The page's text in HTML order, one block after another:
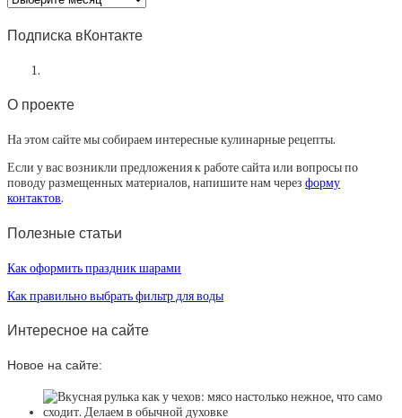
статей
Подписка вКонтакте
О проекте
На этом сайте мы собираем интересные кулинарные рецепты.
Если у вас возникли предложения к работе сайта или вопросы по
поводу размещенных материалов, напишите нам через форму
контактов.
Полезные статьи
Как оформить праздник шарами
Как правильно выбрать фильтр для воды
Интересное на сайте
Новое на сайте: